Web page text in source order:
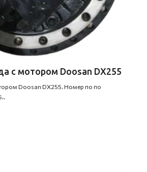
с мотором Doosan DX255
Doosan DX255. Номер по по